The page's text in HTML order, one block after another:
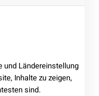
und Ländereinstellung
Inhalte zu zeigen,
sind.